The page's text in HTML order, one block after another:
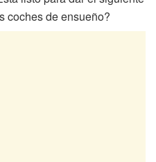
coches de ensueño?